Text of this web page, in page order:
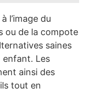
l’image du
ou de la compote
saines
enfant. Les
ainsi des
tout en